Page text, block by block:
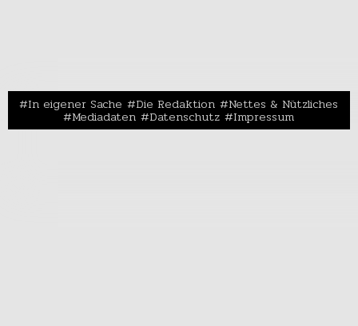
In eigener Sache Die Redaktion Nettes & Nützliches
Mediadaten Datenschutz Impressum